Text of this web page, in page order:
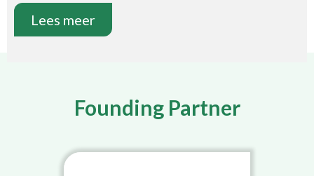
Lees meer
Founding Partner